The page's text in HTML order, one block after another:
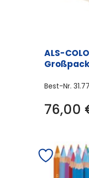
ALS-
Großpack
Best-Nr.
76,00